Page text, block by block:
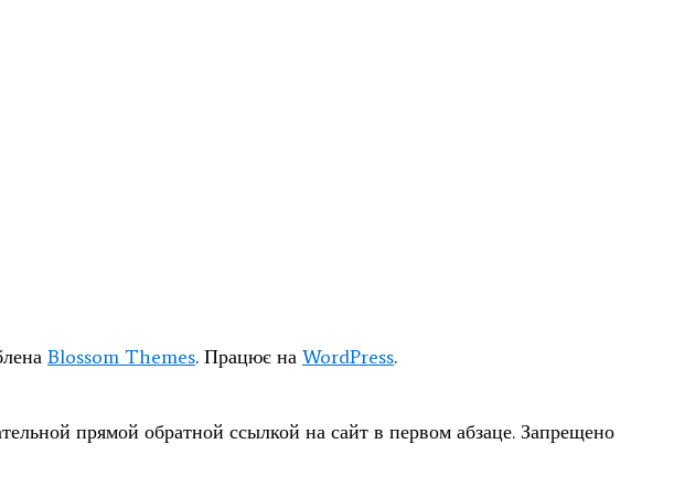
Blossom Themes. Працює на WordPress.
прямой обратной ссылкой на сайт в первом абзаце. Запрещено